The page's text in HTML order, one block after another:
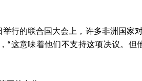
举行的联合国大会上，许多非洲国家
“这意味着他们不支持这项决议。但